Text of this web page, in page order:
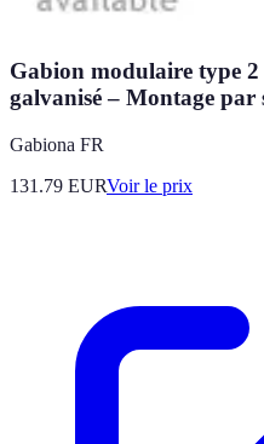
Gabion modulaire type
galvanisé – Montage par
Gabiona FR
131.79 EURVoir le prix